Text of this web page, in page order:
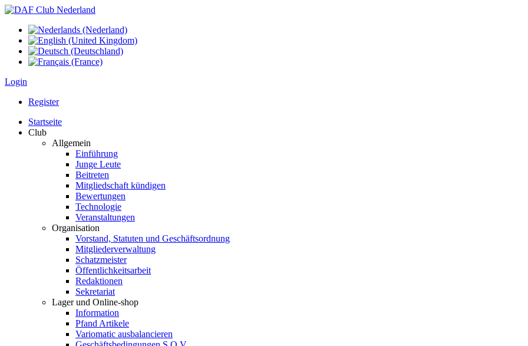
Login
Register
Startseite
Club
Allgemein
Einführung
Junge Leute
Beitreten
Mitgliedschaft kündigen
Bewertungen
Technologie
Veranstaltungen
Organisation
Vorstand, Statuten und Geschäftsordnung
Mitgliederverwaltung
Schatzmeister
Öffentlichkeitsarbeit
Redaktionen
Sekretariat
Lager und Online-shop
Information
Pfand Artikele
Variomatic ausbalancieren